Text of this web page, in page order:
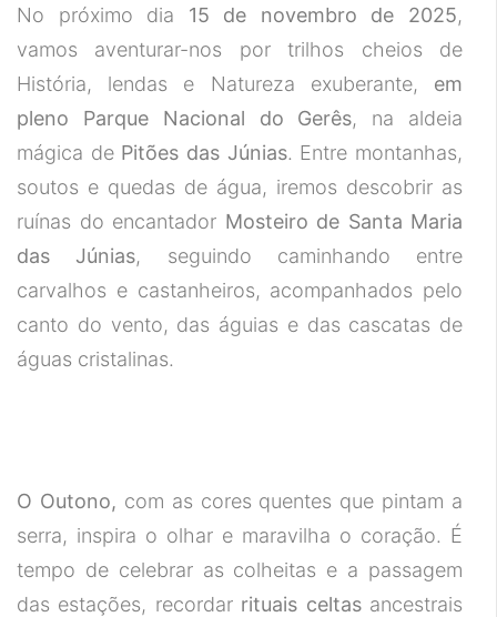
No próximo dia 15 de novembro de 2025,
vamos aventurar-nos por trilhos cheios de
História, lendas e Natureza exuberante, em
pleno Parque Nacional do Gerês, na aldeia
mágica de Pitões das Júnias. Entre montanhas,
soutos e quedas de água, iremos descobrir as
ruínas do encantador Mosteiro de Santa Maria
das Júnias, seguindo caminhando entre
carvalhos e castanheiros, acompanhados pelo
canto do vento, das águias e das cascatas de
águas cristalinas.
O Outono, com as cores quentes que pintam a
serra, inspira o olhar e maravilha o coração. É
tempo de celebrar as colheitas e a passagem
das estações, recordar rituais celtasancestrais